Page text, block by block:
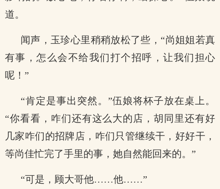
道。
闻声，玉珍心里稍稍放松了些，“尚姐姐若真
有事，怎么会不给我们打个招呼，让我们担心
呢！”
“肯定是事出突然。”伍娘将杯子放在桌上。
“你看看，咋们还有这么大的店，胡同里还有好
几家咋们的招牌店，咋们只管继续干，好好干，
等尚佳忙完了手里的事，她自然能回来的。”
“可是，顾大哥他……他……”